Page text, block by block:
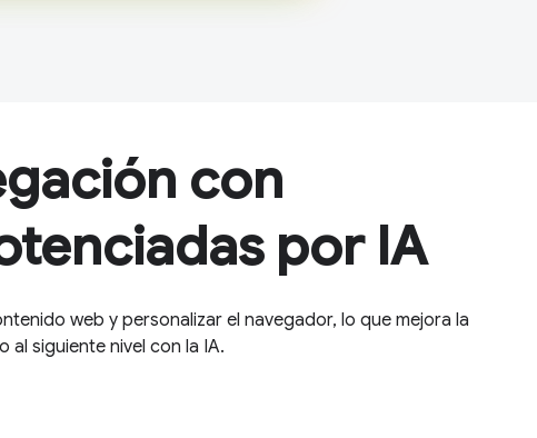
con
por IA
web y personalizar el navegador, lo que mejora la
al siguiente nivel con la IA.